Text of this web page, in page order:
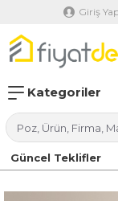
Giriş
Kategoriler
Güncel Teklifler